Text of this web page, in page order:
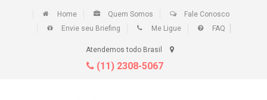
Home Quem Somos
Fale Conosco
Envie seu Briefing
Me Ligue FAQ
Atendemos todo Brasil
(11) 2308-5067